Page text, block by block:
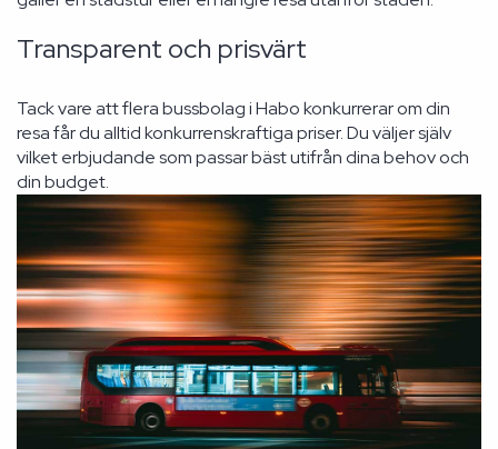
Transparent och prisvärt
Tack vare att flera bussbolag i Habo konkurrerar om din
resa får du alltid konkurrenskraftiga priser. Du väljer själv
vilket erbjudande som passar bäst utifrån dina behov och
din budget.